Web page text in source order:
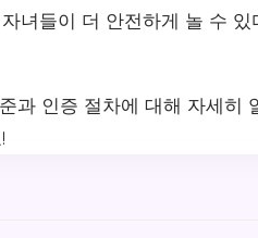
녀들이 더 안전하게 놀 수
과 인증 절차에 대해 자세히